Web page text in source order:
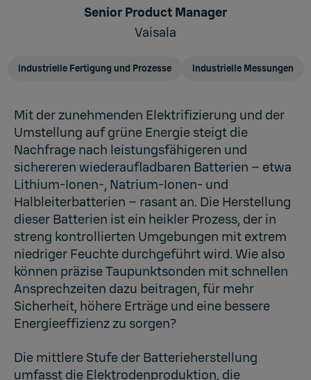
Senior Product Manager
Vaisala
Industrielle Fertigung und Prozesse Industrielle Messungen
Mit der zunehmenden Elektrifizierung und der
Umstellung auf grüne Energie steigt die
Nachfrage nach leistungsfähigeren und
sichereren wiederaufladbaren Batterien – etwa
Lithium-Ionen-, Natrium-Ionen- und
Halbleiterbatterien – rasant an. Die Herstellung
dieser Batterien ist ein heikler Prozess, der in
streng kontrollierten Umgebungen mit extrem
niedriger Feuchte durchgeführt wird. Wie also
können präzise Taupunktsonden mit schnellen
Ansprechzeiten dazu beitragen, für mehr
Sicherheit, höhere Erträge und eine bessere
Energieeffizienz zu sorgen?
Die mittlere Stufe der Batterieherstellung
umfasst die Elektrodenproduktion, die